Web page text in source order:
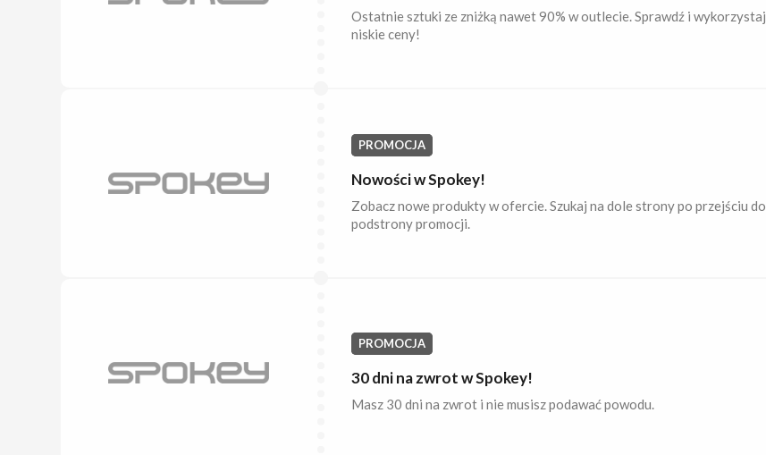
Ostatnie sztuki ze zniżką nawet 90% w outlecie. Sprawdź i wykorzystaj
niskie ceny!
PROMOCJA
Nowości w Spokey!
Zobacz nowe produkty w ofercie. Szukaj na dole strony po przejściu do
podstrony promocji.
PROMOCJA
30 dni na zwrot w Spokey!
Masz 30 dni na zwrot i nie musisz podawać powodu.